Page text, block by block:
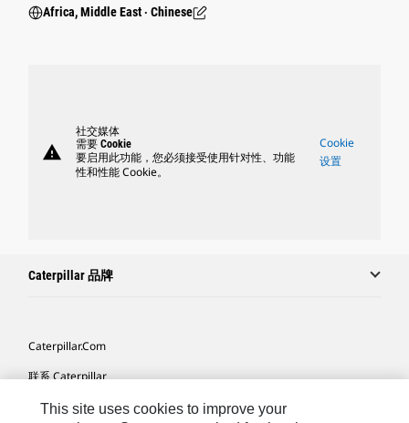
Africa, Middle East ‧ Chinese
warning
社交媒体
需要 Cookie
要启用此功能，您必须接受使用针对性、功能
性和性能 Cookie。
Cookie
设置
Caterpillar 品牌
Caterpillar.com
联系 Caterpillar
我的营销首选项
This site uses cookies to improve your